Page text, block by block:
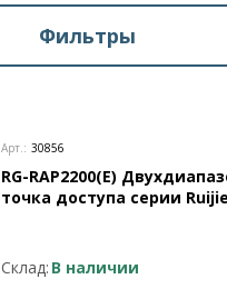
Фильтры
Арт.: 30856
RG-RAP2200(E)
точка доступа серии
Склад: В наличии